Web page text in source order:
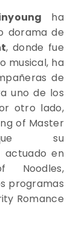
ha
dorama de
, donde fue
musical, ha
de
uno de los
otro lado,
of Master
su
actuado en
Noodles,
programas
Romance